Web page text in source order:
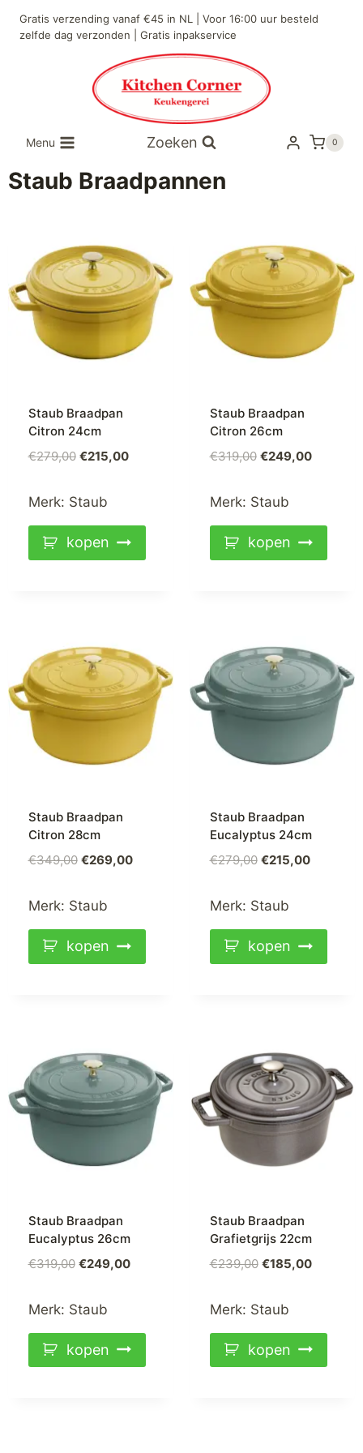
Gratis verzending vanaf €45 in NL | Voor 16:00 uur besteld
zelfde dag verzonden | Gratis inpakservice
Menu Zoeken 0
Staub Braadpannen
Staub Braadpan
Citron 24cm
€279,00 €215,00
Merk: Staub
kopen
Staub Braadpan
Citron 26cm
€319,00 €249,00
Merk: Staub
kopen
Staub Braadpan
Citron 28cm
€349,00 €269,00
Merk: Staub
kopen
Staub Braadpan
Eucalyptus 24cm
€279,00 €215,00
Merk: Staub
kopen
Staub Braadpan
Eucalyptus 26cm
€319,00 €249,00
Merk: Staub
kopen
Staub Braadpan
Grafietgrijs 22cm
€239,00 €185,00
Merk: Staub
kopen